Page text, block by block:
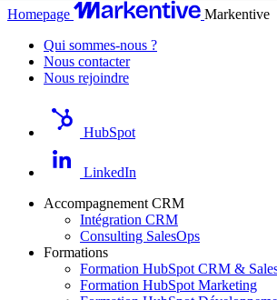
Homepage
Markentive
Qui sommes-nous ?
Nous contacter
Nous rejoindre
HubSpot
LinkedIn
Accompagnement CRM
Intégration CRM
Consulting SalesOps
Formations
Formation HubSpot CRM &
Formation HubSpot Marketing